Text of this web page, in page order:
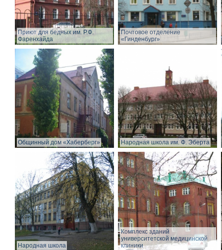
Приют для бедных им. Р.Ф.
Фаренхайда
Почтовое отделение
«Гинденбург»
Общинный дом «Хаберберг» Народная школа им. Ф. Эберта
Народная школа
Комплекс зданий
университетской медицинской
клиники